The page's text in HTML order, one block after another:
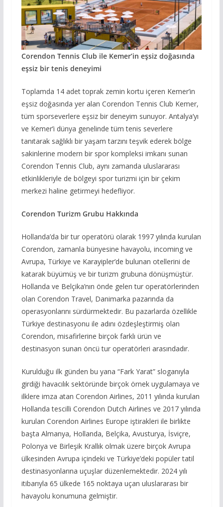
Corendon Tennis Club ile Kemer’in eşsiz doğasında
eşsiz bir tenis deneyimi
Toplamda 14 adet toprak zemin kortu içeren Kemer’in
eşsiz doğasında yer alan Corendon Tennis Club Kemer,
tüm sporseverlere eşsiz bir deneyim sunuyor. Antalya’yı
ve Kemer’i dünya genelinde tüm tenis severlere
tanıtarak sağlıklı bir yaşam tarzını teşvik ederek bölge
sakinlerine modern bir spor kompleksi imkanı sunan
Corendon Tennis Club, aynı zamanda uluslararası
etkinlikleriyle de bölgeyi spor turizmi için bir çekim
merkezi haline getirmeyi hedefliyor.
Corendon Turizm Grubu Hakkında
Hollanda’da bir tur operatörü olarak 1997 yılında kurulan
Corendon, zamanla bünyesine havayolu, incoming ve
Avrupa, Türkiye ve Karayipler’de bulunan otellerini de
katarak büyümüş ve bir turizm grubuna dönüşmüştür.
Hollanda ve Belçika’nın önde gelen tur operatörlerinden
olan Corendon Travel, Danimarka pazarında da
operasyonlarını sürdürmektedir. Bu pazarlarda özellikle
Türkiye destinasyonu ile adını özdeşleştirmiş olan
Corendon, misafirlerine birçok farklı ürün ve
destinasyon sunan öncü tur operatörleri arasındadır.
Kurulduğu ilk günden bu yana “Fark Yarat” sloganıyla
girdiği havacılık sektöründe birçok örnek uygulamaya ve
ilklere imza atan Corendon Airlines, 2011 yılında kurulan
Hollanda tescilli Corendon Dutch Airlines ve 2017 yılında
kurulan Corendon Airlines Europe iştirakleri ile birlikte
başta Almanya, Hollanda, Belçika, Avusturya, İsviçre,
Polonya ve Birleşik Krallık olmak üzere birçok Avrupa
ülkesinden Avrupa içindeki ve Türkiye’deki popüler tatil
destinasyonlarına uçuşlar düzenlemektedir. 2024 yılı
itibarıyla 65 ülkede 165 noktaya uçan uluslararası bir
havayolu konumuna gelmiştir.